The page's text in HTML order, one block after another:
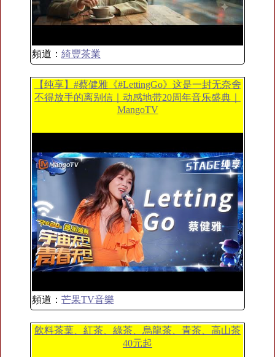
頻道： 綺豐茶業
【纯享】#蔡健雅《#LettingGo》这是一封无奈舍
不得放手的离别信｜动感地带20周年音乐盛典｜
MangoTV
頻道： 芒果TV音樂
飲料茶葉、紅茶、綠茶、烏龍茶、青茶、高山茶
40元起